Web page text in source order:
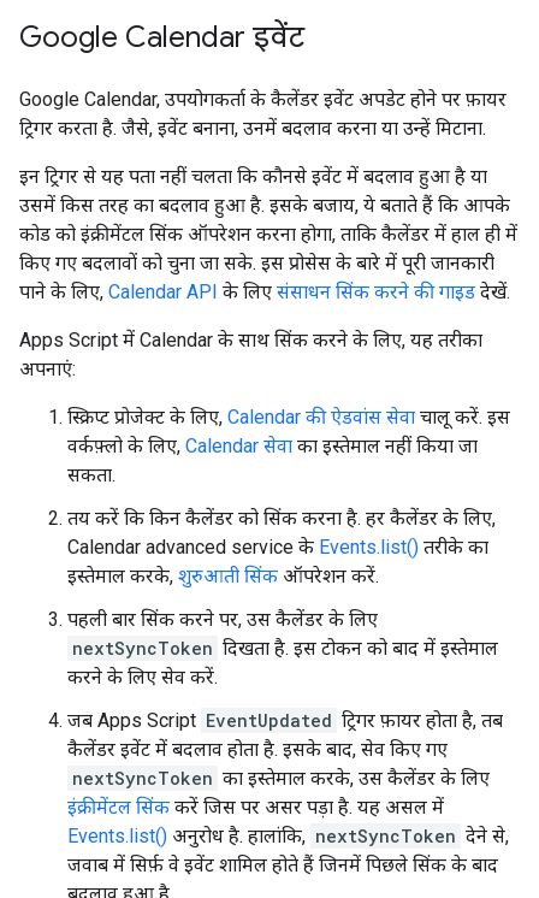
Google Calendar इवेंट
Google Calendar, उपयोगकर्ता के कैलेंडर इवेंट अपडेट होने पर फ़ायर
ट्रिगर करता है. जैसे, इवेंट बनाना, उनमें बदलाव करना या उन्हें मिटाना.
इन ट्रिगर से यह पता नहीं चलता कि कौनसे इवेंट में बदलाव हुआ है या
उसमें किस तरह का बदलाव हुआ है. इसके बजाय, ये बताते हैं कि आपके
कोड को इंक्रीमेंटल सिंक ऑपरेशन करना होगा, ताकि कैलेंडर में हाल ही में
किए गए बदलावों को चुना जा सके. इस प्रोसेस के बारे में पूरी जानकारी
पाने के लिए, Calendar API के लिए संसाधन सिंक करने की गाइड देखें.
Apps Script में Calendar के साथ सिंक करने के लिए, यह तरीका
अपनाएं:
स्क्रिप्ट प्रोजेक्ट के लिए, Calendar की ऐडवांस सेवा चालू करें. इस
वर्कफ़्लो के लिए, Calendar सेवा का इस्तेमाल नहीं किया जा
सकता.
तय करें कि किन कैलेंडर को सिंक करना है. हर कैलेंडर के लिए,
Calendar advanced service के Events.list() तरीके का
इस्तेमाल करके, शुरुआती सिंक ऑपरेशन करें.
पहली बार सिंक करने पर, उस कैलेंडर के लिए
nextSyncToken दिखता है. इस टोकन को बाद में इस्तेमाल
करने के लिए सेव करें.
जब Apps Script EventUpdated ट्रिगर फ़ायर होता है, तब
कैलेंडर इवेंट में बदलाव होता है. इसके बाद, सेव किए गए
nextSyncToken का इस्तेमाल करके, उस कैलेंडर के लिए
इंक्रीमेंटल सिंक करें जिस पर असर पड़ा है. यह असल में
Events.list() अनुरोध है. हालांकि, nextSyncToken देने से,
जवाब में सिर्फ़ वे इवेंट शामिल होते हैं जिनमें पिछले सिंक के बाद